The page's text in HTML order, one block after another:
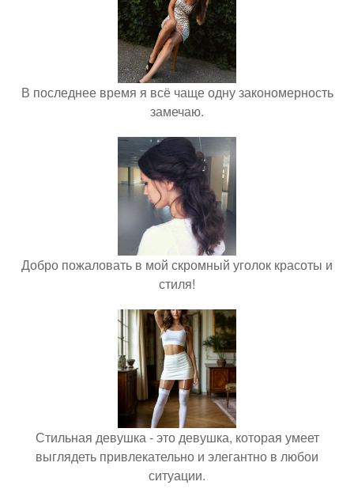
В последнее время я всё чаще одну закономерность
замечаю.
Добро пожаловать в мой скромный уголок красоты и
стиля!
Стильная девушка - это девушка, которая умеет
выглядеть привлекательно и элегантно в любои
ситуации.